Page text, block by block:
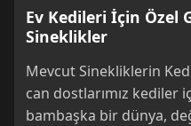
Ev Kedileri İçin Özel
Sineklikler
Mevcut Sinekliklerin
can dostlarımız kediler
bambaşka bir dünya,